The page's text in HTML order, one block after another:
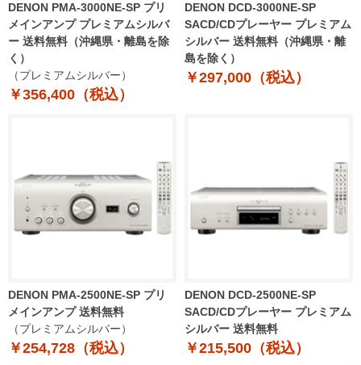
DENON PMA-3000NE-SP プリ
メインアンプ プレミアムシルバ
ー 送料無料（沖縄県・離島を除
く）
（プレミアムシルバー）
￥356,400（税込）
DENON DCD-3000NE-SP
SACD/CDプレーヤー プレミアム
シルバー 送料無料（沖縄県・離
島を除く）
￥297,000（税込）
DENON PMA-2500NE-SP プリ
メインアンプ 送料無料
（プレミアムシルバー）
￥254,728（税込）
DENON DCD-2500NE-SP
SACD/CDプレーヤー プレミアム
シルバー 送料無料
￥215,500（税込）